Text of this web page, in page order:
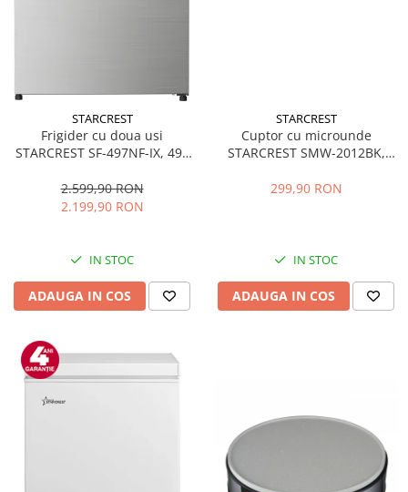
STARCREST
Frigider cu doua usi
STARCREST SF-497NF-IX, 497
Inverter, Clasa E, Display,
Functie super racire, Blocare
2.599,90 RON
2.199,90 RON
IN STOC
ADAUGA IN COS
STARCREST
Cuptor cu microunde
STARCREST SMW-2012BK,
mecanic, 6 Trepte de putere,
299,90 RON
IN STOC
ADAUGA IN COS